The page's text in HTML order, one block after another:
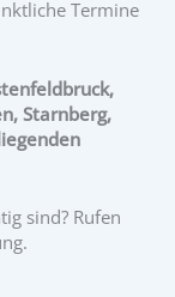
Termine
Starnberg,
sind? Rufen